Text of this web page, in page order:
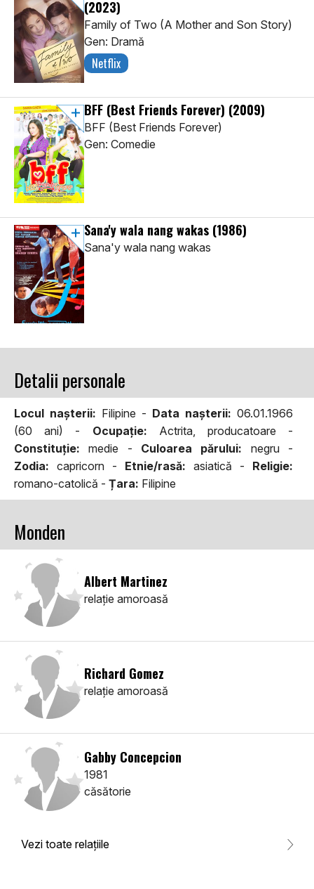
(2023)
Family of Two (A Mother and Son Story)
Gen: Dramă
Netflix
BFF (Best Friends Forever) (2009)
BFF (Best Friends Forever)
Gen: Comedie
Sana'y wala nang wakas (1986)
Sana'y wala nang wakas
Detalii personale
Locul naşterii: Filipine - Data naşterii: 06.01.1966
(60 ani) - Ocupaţie: Actrita, producatoare -
Constituţie: medie - Culoarea părului: negru -
Zodia: capricorn - Etnie/rasă: asiatică - Religie:
romano-catolică - Țara: Filipine
Monden
Albert Martinez
relaţie amoroasă
Richard Gomez
relaţie amoroasă
Gabby Concepcion
1981
căsătorie
Vezi toate relaţiile